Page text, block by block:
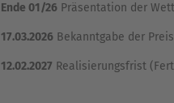
Ende 01/26 Präsentation der
17.03.2026 Bekanntgabe
12.02.2027 Realisierungsfrist